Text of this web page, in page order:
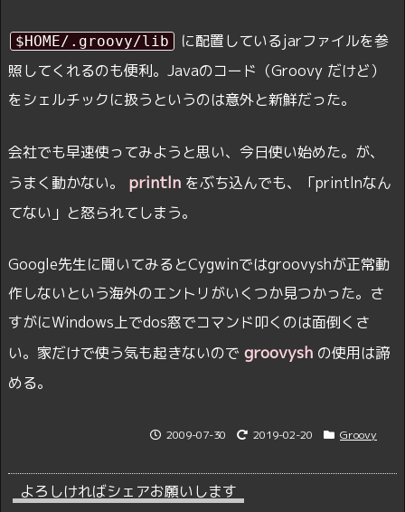
$HOME/.groovy/lib
に配置しているjarファイルを参
照してくれるのも便利。Javaのコード（Groovy だけど）
をシェルチックに扱うというのは意外と新鮮だった。
会社でも早速使ってみようと思い、今日使い始めた。が、
うまく動かない。 println をぶち込んでも、「printlnなん
てない」と怒られてしまう。
Google先生に聞いてみるとCygwinではgroovyshが正常動
作しないという海外のエントリがいくつか見つかった。さ
すがにWindows上でdos窓でコマンド叩くのは面倒くさ
い。家だけで使う気も起きないので groovysh の使用は諦
める。
2009-07-30 2019-02-20 Groovy
よろしければシェアお願いします